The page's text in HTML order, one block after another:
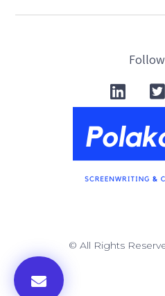
© All Rights